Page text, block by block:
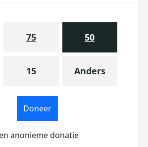
75 50
15 Anders
Doneer
anonieme donatie